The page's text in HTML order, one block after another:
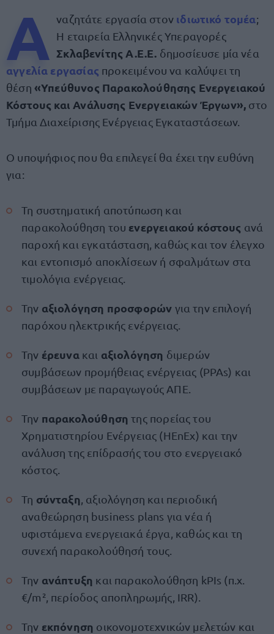
Α ναζητάτε εργασία στονιδιωτικό τομέα;
Η εταιρεία Ελληνικές Υπεραγορές
Σκλαβενίτης Α.Ε.Ε. δημοσίευσε μία νέα
αγγελία εργασίας προκειμένου να καλύψει τη
θέση «Υπεύθυνος Παρακολούθησης Ενεργειακού
Κόστους και Ανάλυσης Ενεργειακών Έργων», στο
Τμήμα Διαχείρισης Ενέργειας Εγκαταστάσεων.
Ο υποψήφιος που θα επιλεγεί θα έχει την ευθύνη
για:
Τη συστηματική αποτύπωση και
παρακολούθηση του ενεργειακού κόστους ανά
παροχή και εγκατάσταση, καθώς και τον έλεγχο
και εντοπισμό αποκλίσεων ή σφαλμάτων στα
τιμολόγια ενέργειας.
Την αξιολόγηση προσφορών για την επιλογή
παρόχου ηλεκτρικής ενέργειας.
Την έρευνα και αξιολόγηση διμερών
συμβάσεων προμήθειας ενέργειας (PPAs) και
συμβάσεων με παραγωγούς ΑΠΕ.
Την παρακολούθηση της πορείας του
Χρηματιστηρίου Ενέργειας (HEnEx) και την
ανάλυση της επίδρασής του στο ενεργειακό
κόστος.
Τη σύνταξη , αξιολόγηση και περιοδική
αναθεώρηση business plans για νέα ή
υφιστάμενα ενεργειακά έργα, καθώς και τη
συνεχή παρακολούθησή τους.
Την ανάπτυξη και παρακολούθηση kPIs (π.χ.
€/m², περίοδος αποπληρωμής, IRR).
Την εκπόνηση οικονομοτεχνικών μελετών και